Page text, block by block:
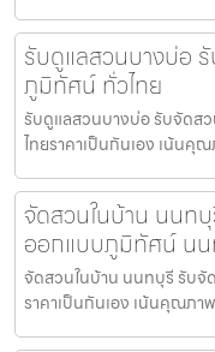
รับดูแลสวนบางบ่อ
ภูมิทัศน์ ทั่วไทย
รับดูแลสวนบางบ่อ รับจัด
ไทยราคาเป็นกันเอง เน้นคุ
จัดสวนในบ้าน นนท
ออกแบบภูมิทัศน์ น
จัดสวนในบ้าน นนทบุรี รับ
ราคาเป็นกันเอง เน้นคุณภ